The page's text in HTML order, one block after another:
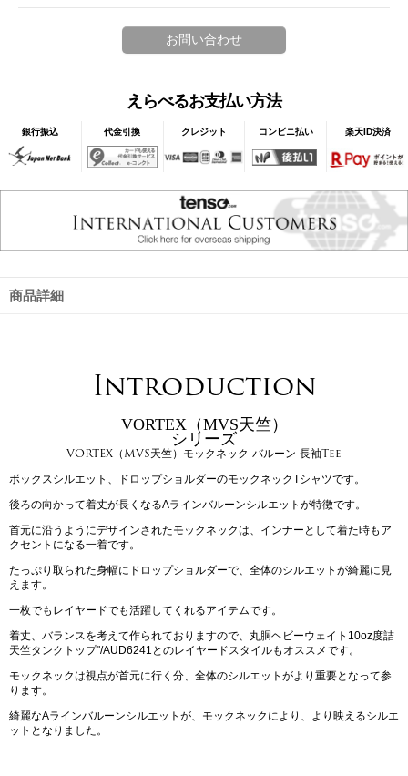
えらべるお支払い方法
銀行振込 代金引換 クレジット コンビニ払い 楽天ID決済
商品詳細
Introduction
VORTEX（MVS天竺）
シリーズ
VORTEX（MVS天竺）モックネック バルーン 長袖Tee
ボックスシルエット、ドロップショルダーのモックネックTシャツです。
後ろの向かって着丈が長くなるAラインバルーンシルエットが特徴です。
首元に沿うようにデザインされたモックネックは、インナーとして着た時もア
クセントになる一着です。
たっぷり取られた身幅にドロップショルダーで、全体のシルエットが綺麗に見
えます。
一枚でもレイヤードでも活躍してくれるアイテムです。
着丈、バランスを考えて作られておりますので、丸胴ヘビーウェイト10oz度詰
天竺タンクトップ"/AUD6241とのレイヤードスタイルもオススメです。
モックネックは視点が首元に行く分、全体のシルエットがより重要となって参
ります。
綺麗なAラインバルーンシルエットが、モックネックにより、より映えるシルエ
ットとなりました。